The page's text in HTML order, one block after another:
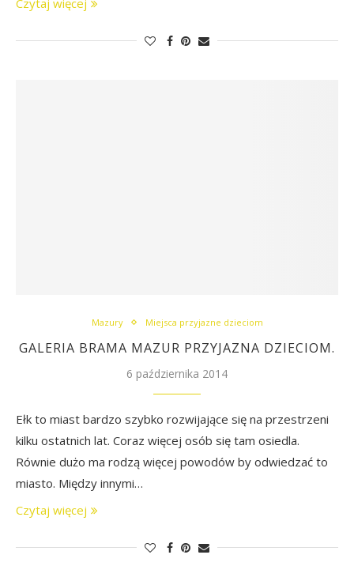
Czytaj więcej
Mazury Miejsca przyjazne dzieciom
GALERIA BRAMA MAZUR PRZYJAZNA DZIECIOM.
6 października 2014
Ełk to miast bardzo szybko rozwijające się na przestrzeni
kilku ostatnich lat. Coraz więcej osób się tam osiedla.
Równie dużo ma rodzą więcej powodów by odwiedzać to
miasto. Między innymi…
Czytaj więcej